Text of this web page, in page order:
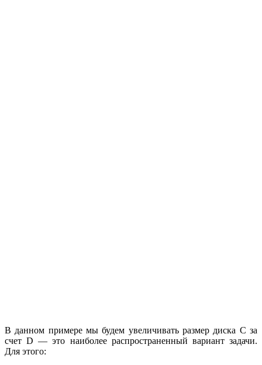
В данном примере мы будем увеличивать размер диска C за
счет D — это наиболее распространенный вариант задачи.
Для этого: